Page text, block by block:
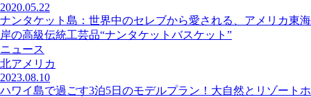
2020.05.22
ナンタケット島：世界中のセレブから愛される、アメリカ東海
岸の高級伝統工芸品“ナンタケットバスケット”
ニュース
北アメリカ
2023.08.10
ハワイ島で過ごす3泊5日のモデルプラン！大自然とリゾートホ